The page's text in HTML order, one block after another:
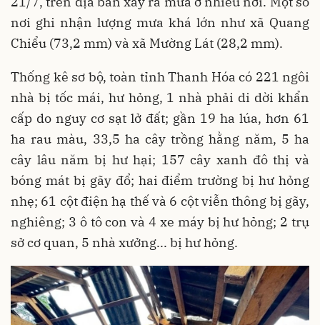
nơi ghi nhận lượng mưa khá lớn như xã Quang
Chiểu (73,2 mm) và xã Mường Lát (28,2 mm).
Thống kê sơ bộ, toàn tỉnh Thanh Hóa có 221 ngôi
nhà bị tốc mái, hư hỏng, 1 nhà phải di dời khẩn
cấp do nguy cơ sạt lở đất; gần 19 ha lúa, hơn 61
ha rau màu, 33,5 ha cây trồng hằng năm, 5 ha
cây lâu năm bị hư hại; 157 cây xanh đô thị và
bóng mát bị gãy đổ; hai điểm trường bị hư hỏng
nhẹ; 61 cột điện hạ thế và 6 cột viễn thông bị gãy,
nghiêng; 3 ô tô con và 4 xe máy bị hư hỏng; 2 trụ
sở cơ quan, 5 nhà xưởng... bị hư hỏng.